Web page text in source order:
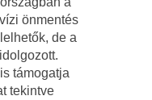
önmentés
de a
támogatja
tekintve